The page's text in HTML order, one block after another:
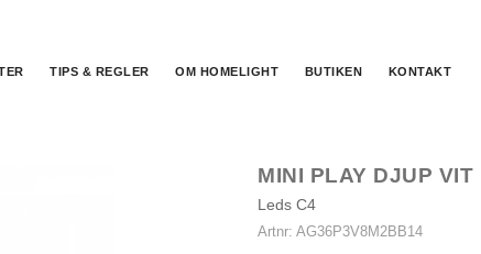
TIPS & REGLER OM HOMELIGHT BUTIKEN KONTAKT
MINI PLAY DJUP VIT
Leds C4
Artnr:AG36P3V8M2BB14